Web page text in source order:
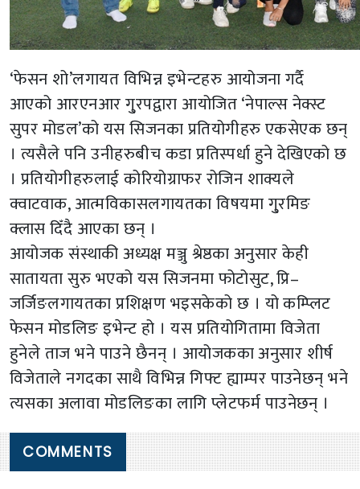
‘फेसन शो’लगायत विभिन्न इभेन्टहरु आयोजना गर्दै
आएको आरएनआर गु्रपद्वारा आयोजित ‘नेपाल्स नेक्स्ट
सुपर मोडल’को यस सिजनका प्रतियोगीहरु एकसेएक छन्
। त्यसैले पनि उनीहरुबीच कडा प्रतिस्पर्धा हुने देखिएको छ
। प्रतियोगीहरुलाई कोरियोग्राफर रोजिन शाक्यले
क्वाटवाक, आत्मविकासलगायतका विषयमा गु्रमिङ
क्लास दिँदै आएका छन् ।
आयोजक संस्थाकी अध्यक्ष मञ्जु श्रेष्ठका अनुसार केही
सातायता सुरु भएको यस सिजनमा फोटोसुट, प्रि–
जर्जिङलगायतका प्रशिक्षण भइसकेको छ । यो कम्प्लिट
फेसन मोडलिङ इभेन्ट हो । यस प्रतियोगितामा विजेता
हुनेले ताज भने पाउने छैनन् । आयोजकका अनुसार शीर्ष
विजेताले नगदका साथै विभिन्न गिफ्ट ह्याम्पर पाउनेछन् भने
त्यसका अलावा मोडलिङका लागि प्लेटफर्म पाउनेछन् ।
COMMENTS